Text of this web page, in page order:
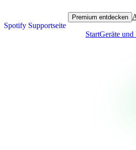
Spotify Supportseite
Premium entdecken
StartGeräte und